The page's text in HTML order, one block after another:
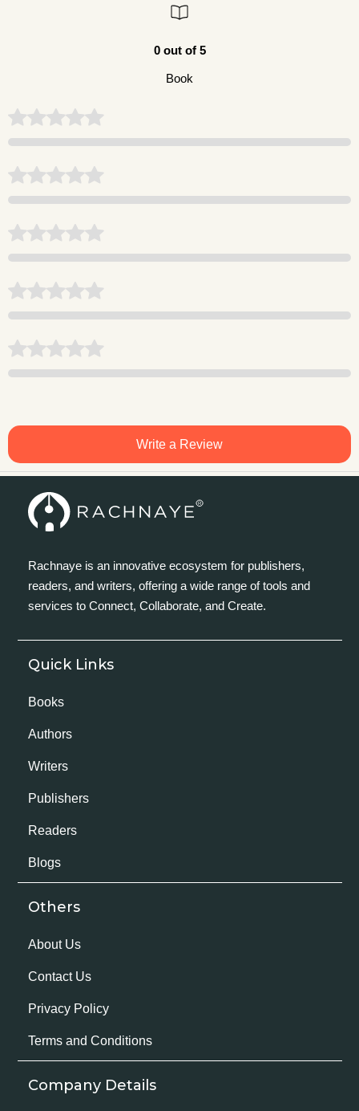
0 out of 5
Book
Write a Review
Rachnaye is an innovative ecosystem for publishers,
readers, and writers, offering a wide range of tools and
services to Connect, Collaborate, and Create.
Quick Links
Books
Authors
Writers
Publishers
Readers
Blogs
Others
About Us
Contact Us
Privacy Policy
Terms and Conditions
Company Details